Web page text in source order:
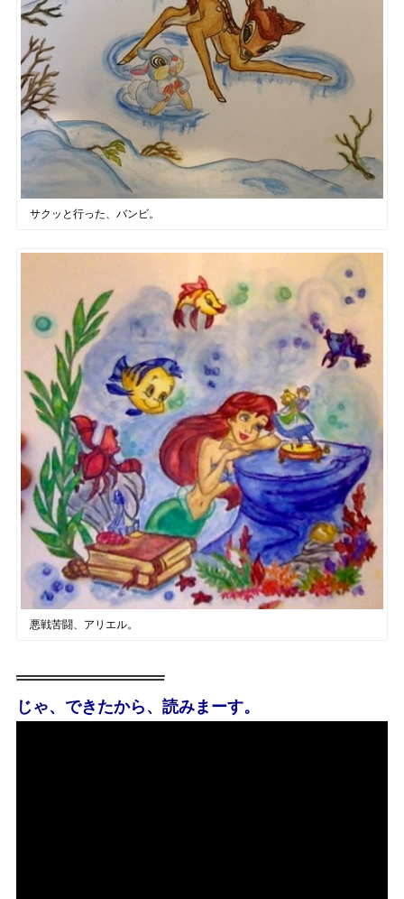
サクッと行った、バンビ。
悪戦苦闘、アリエル。
じゃ、できたから、読みまーす。